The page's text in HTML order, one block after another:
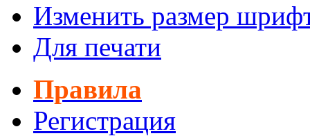
Изменить размер
Для печати
Правила
Регистрация